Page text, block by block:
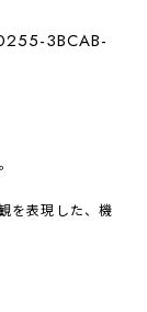
3BCAB-
を表現した、機